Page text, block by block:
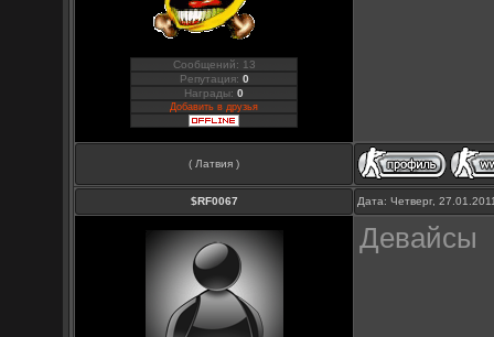
Сообщений: 13
Репутация: 0
Награды:0
Добавить в друзья
( Латвия )
$RF0067 Дата: Четверг,
Девайсы